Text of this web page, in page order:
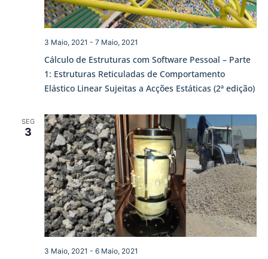
Cálculo de Estruturas com Software Pessoal – Parte
1: Estruturas Reticuladas de Comportamento
Elástico Linear Sujeitas a Acções Estáticas (2ª edição)
3 Maio, 2021 - 7 Maio, 2021
SEG
3
3 Maio, 2021 - 6 Maio, 2021